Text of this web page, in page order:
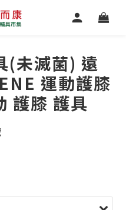
(未滅菌) 遠
運動護膝
護膝 護具